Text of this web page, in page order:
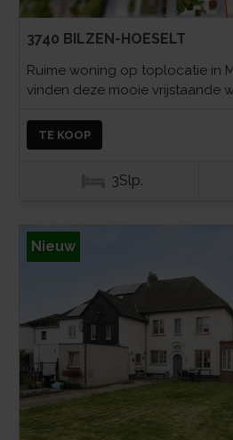
3740 BILZEN-HOESELT
Ruime woning op toplocatie in
vinden deze mooie vrijstaande
TE KOOP
3Slp.
Nieuw